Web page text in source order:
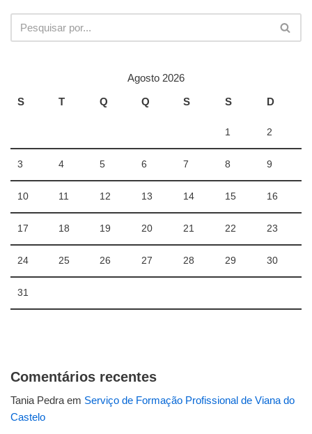
Agosto 2026
S
T Q Q S S D
1 2
3 4 5 6 7 8 9
10 11 12 13 14 15 16
17 18 19 20 21 22 23
24 25 26 27 28 29 30
31
Comentários recentes
Tania Pedra em Serviço de Formação Profissional de Viana do
Castelo